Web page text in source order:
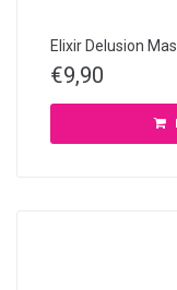
Elixir Delusion
€9,90